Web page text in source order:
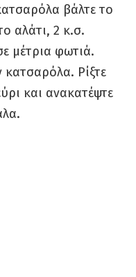
βάλτε το
αλάτι, 2 κ.σ.
μέτρια φωτιά.
Ρίξτε
και ανακατέψτε